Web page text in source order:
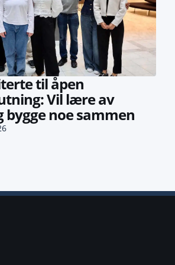
til åpen
Vil lære av
bygge noe sammen